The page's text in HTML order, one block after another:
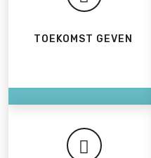
TOEKOMST GEVEN